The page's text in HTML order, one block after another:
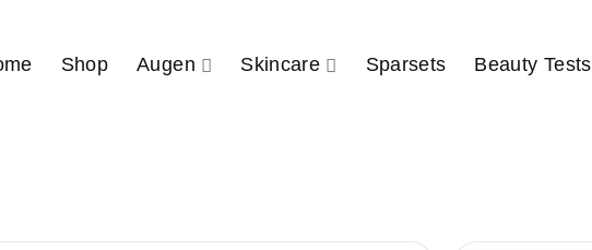
Shop Augen Skincare Sparsets Beauty Tests